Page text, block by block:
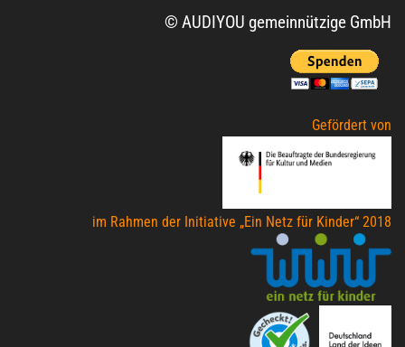
© AUDIYOU gemeinnützige GmbH
Gefördert von
im Rahmen der Initiative „Ein Netz für Kinder“ 2018